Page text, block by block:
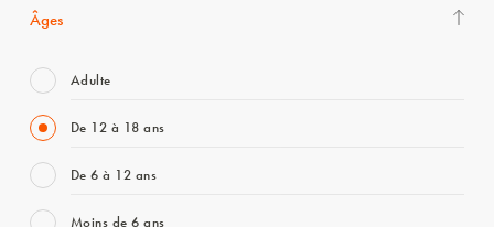
Âges
Adulte
De 12 à 18 ans
De 6 à 12 ans
Moins de 6 ans